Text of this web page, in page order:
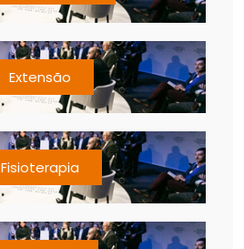
Extensão
Fisioterapia